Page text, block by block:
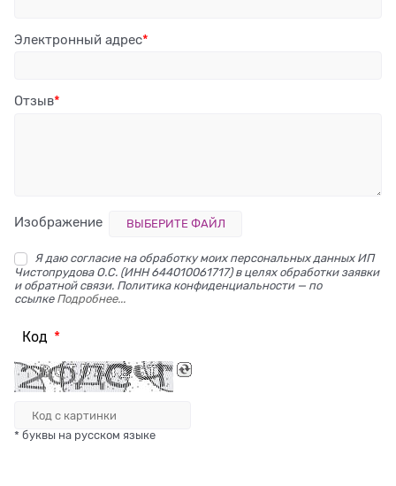
Электронный адрес
Отзыв
Изображение ВЫБЕРИТЕ ФАЙЛ
Я даю согласие на обработку моих персональных данных ИП
Чистопрудова О.С. (ИНН 644010061717) в целях обработки заявки
и обратной связи. Политика конфиденциальности — по
ссылке Подробнее...
Код
* буквы на русском языке